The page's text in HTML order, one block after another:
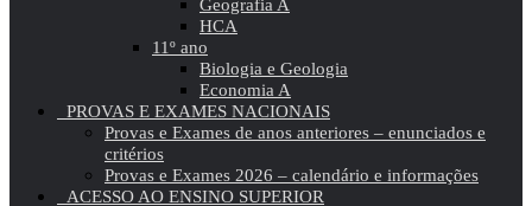
Geografia A
HCA
11º ano
Biologia e Geologia
Economia A
PROVAS E EXAMES NACIONAIS
Provas e Exames de anos anteriores – enunciados e
critérios
Provas e Exames 2026 – calendário e informações
ACESSO AO ENSINO SUPERIOR